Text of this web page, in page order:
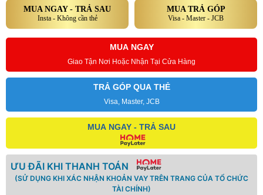
MUA NGAY - TRẢ SAU
Insta - Không cần thẻ
MUA TRẢ GÓP
Visa - Master - JCB
MUA NGAY
Giao Tận Nơi Hoặc Nhận Tại Cửa Hàng
TRẢ GÓP QUA THẺ
Visa, Master, JCB
MUA NGAY - TRẢ SAU
ƯU ĐÃI KHI THANH TOÁN
(SỬ DỤNG KHI XÁC NHẬN KHOẢN VAY TRÊN TRANG CỦA TỔ CHỨC
TÀI CHÍNH)